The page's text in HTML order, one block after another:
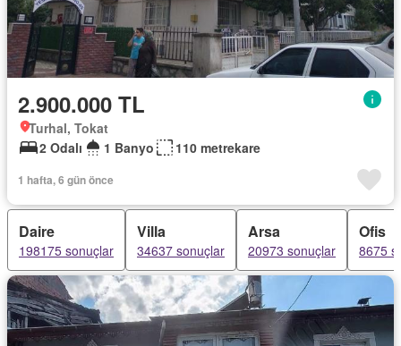
2.900.000 TL
Turhal, Tokat
2 Odalı
1 Banyo 110 metrekare
1 hafta, 6 gün önce
Daire
198175 sonuçlar
Villa
34637 sonuçlar
Arsa
20973 sonuçlar
Ofis
8675